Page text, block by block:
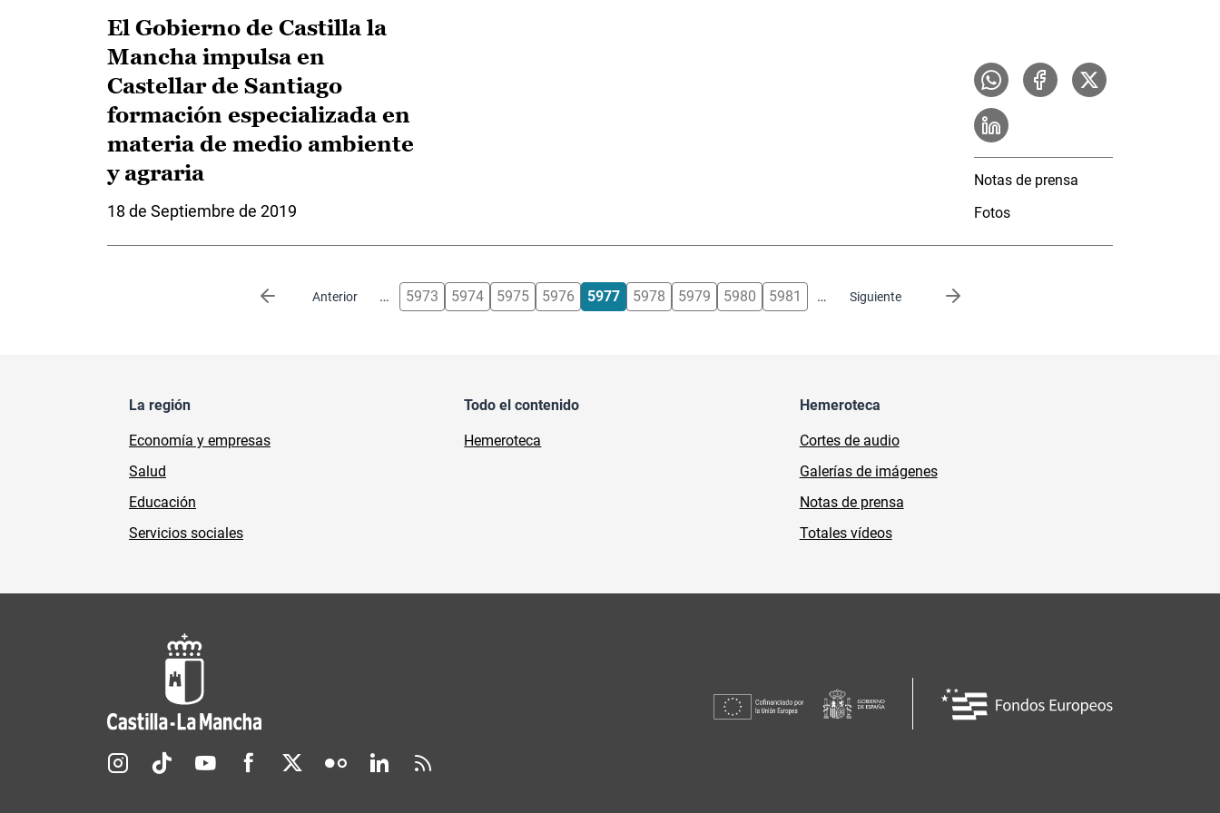
El Gobierno de Castilla la
Mancha impulsa en
Castellar de Santiago
formación especializada en
materia de medio ambiente
y agraria
18 de Septiembre de 2019
Notas de prensa
Fotos
Anterior
Página anterior … 5973 5974 5975 5976 5977 5978 5979 5980 5981 … Siguiente
Siguiente página
La región
Economía y empresas
Salud
Educación
Servicios sociales
Todo el contenido
Hemeroteca
Hemeroteca
Cortes de audio
Galerías de imágenes
Notas de prensa
Totales vídeos
Redes sociales JCCM